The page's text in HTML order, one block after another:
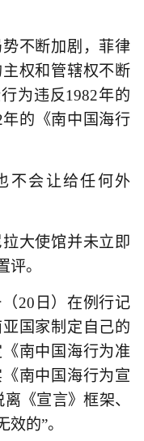
不断加剧，菲律
权和管辖权不断
为违反1982年的
年的《南中国海行
不会让给任何外
大使馆并未立即
。
20日）在例行记
国家制定自己的
南中国海行为准
南中国海行为宣
《宣言》框架、
的”。